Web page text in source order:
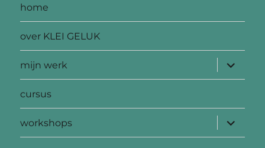
home
over KLEI GELUK
mijn werk
cursus
workshops